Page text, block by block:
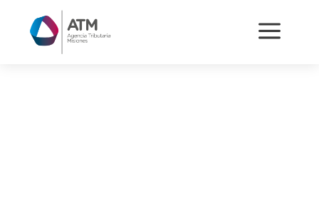
a